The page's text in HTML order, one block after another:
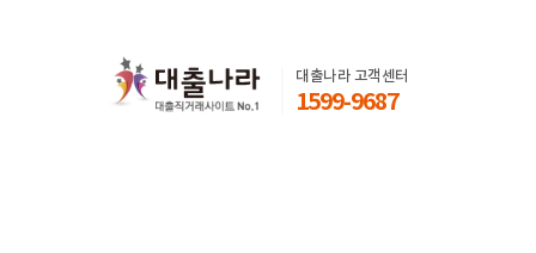
대출나라 고객센터
1599-9687